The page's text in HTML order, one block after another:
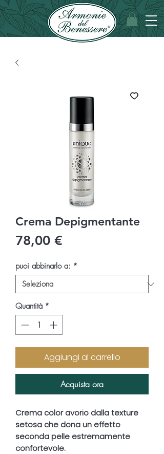
Crema Depigmentante
78,00 €
puoi abbinarlo a: *
Quantità *
Aggiungi al carrello
Acquista ora
Crema color avorio dalla texture
setosa che dona un effetto
seconda pelle estremamente
confortevole.